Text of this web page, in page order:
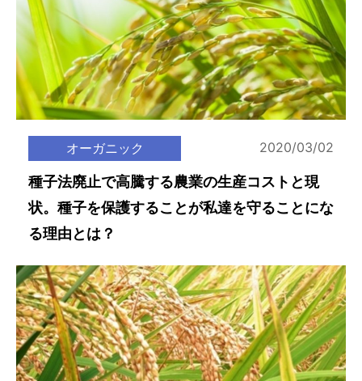
オーガニック 2020/03/02
種子法廃止で高騰する農業の生産コストと現
状。種子を保護することが私達を守ることにな
る理由とは？